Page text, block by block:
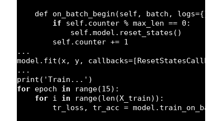
def on_batch_begin(self, batch, logs={}):
if
self.counter % max_len == 0 :
self.model.reset_states()
self.counter += 1
...
model.fit(x, y,
...
print( 'Train...' )
for epoch in range(15):
for i in
range(len(X_train)):
tr_loss, tr_acc =